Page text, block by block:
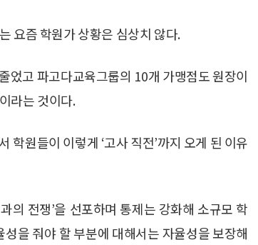
요즘 학원가 상황은 심상치 않다.
고 파고다교육그룹의 10개 가맹점도 원장이
라는 것이다.
학원들이 이렇게 ‘고사 직전’까지 오게 된 이유
의 전쟁’을 선포하며 통제는 강화해 소규모 학
을 줘야 할 부분에 대해서는 자율성을 보장해